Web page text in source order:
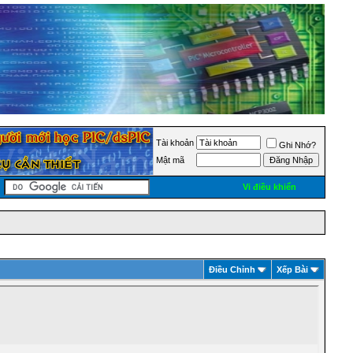
Tài khoản
Ghi Nhớ?
Mật mã
Vi điều khiển
Ðiều Chỉnh Xếp Bài